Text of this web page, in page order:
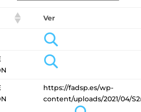
Ver
https://fadsp.es/wp-
content/uploads/2021/04/